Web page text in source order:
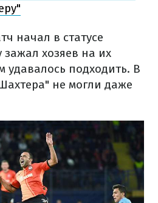
начал в статусе
хозяев на их
удавалось подходить. В
не могли даже